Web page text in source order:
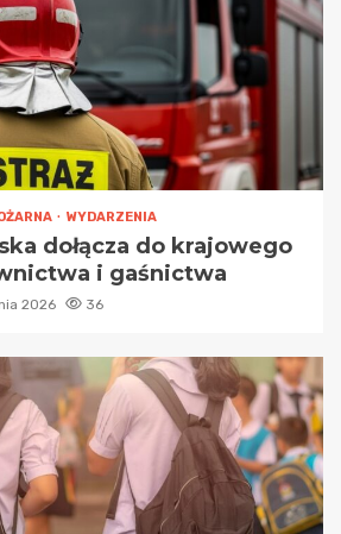
WYDARZENIA
dołącza do krajowego
i gaśnictwa
2026 36